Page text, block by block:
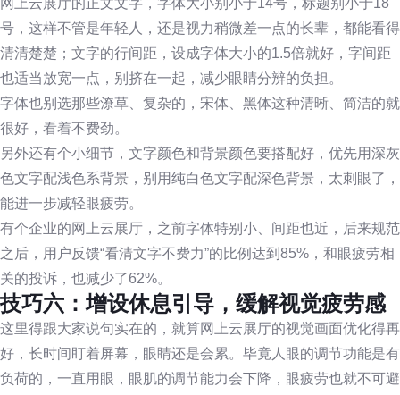
网上云展厅的正文文字，字体大小别小于14号，标题别小于18
号，这样不管是年轻人，还是视力稍微差一点的长辈，都能看得
清清楚楚；文字的行间距，设成字体大小的1.5倍就好，字间距
也适当放宽一点，别挤在一起，减少眼睛分辨的负担。
字体也别选那些潦草、复杂的，宋体、黑体这种清晰、简洁的就
很好，看着不费劲。
另外还有个小细节，文字颜色和背景颜色要搭配好，优先用深灰
色文字配浅色系背景，别用纯白色文字配深色背景，太刺眼了，
能进一步减轻眼疲劳。
有个企业的网上云展厅，之前字体特别小、间距也近，后来规范
之后，用户反馈“看清文字不费力”的比例达到85%，和眼疲劳相
关的投诉，也减少了62%。
技巧六：增设休息引导，缓解视觉疲劳感
这里得跟大家说句实在的，就算网上云展厅的视觉画面优化得再
好，长时间盯着屏幕，眼睛还是会累。毕竟人眼的调节功能是有
负荷的，一直用眼，眼肌的调节能力会下降，眼疲劳也就不可避